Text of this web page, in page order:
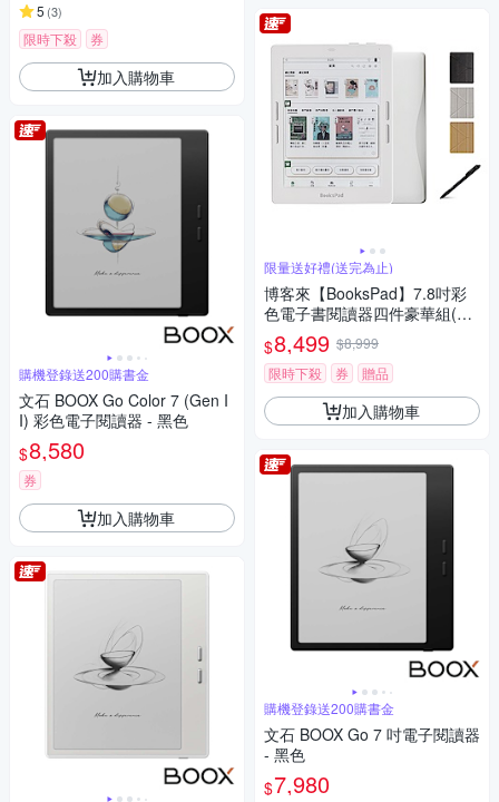
5 (3)
限時下殺 券
加入購物車
購機登錄送200購書金
文石 BOOX Go Color 7 (Gen I
I) 彩色電子閱讀器 - 黑色
$8,580
券
加入購物車
限量送好禮(送完為止)
博客來【BooksPad】7.8吋彩
色電子書閱讀器四件豪華組(白
色主機+黑筆+筆芯+殼)
$8,499 $8,999
限時下殺
券 贈品
加入購物車
購機登錄送200購書金
文石 BOOX Go 7 吋電子閱讀器
- 黑色
$7,980